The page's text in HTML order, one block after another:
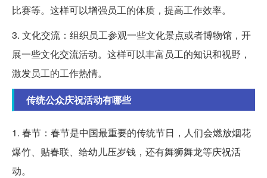
比赛等。这样可以增强员工的体质，提高工作效率。
3. 文化交流：组织员工参观一些文化景点或者博物馆，开
展一些文化交流活动。这样可以丰富员工的知识和视野，
激发员工的工作热情。
传统公众庆祝活动有哪些
1. 春节：春节是中国最重要的传统节日，人们会燃放烟花
爆竹、贴春联、给幼儿压岁钱，还有舞狮舞龙等庆祝活
动。